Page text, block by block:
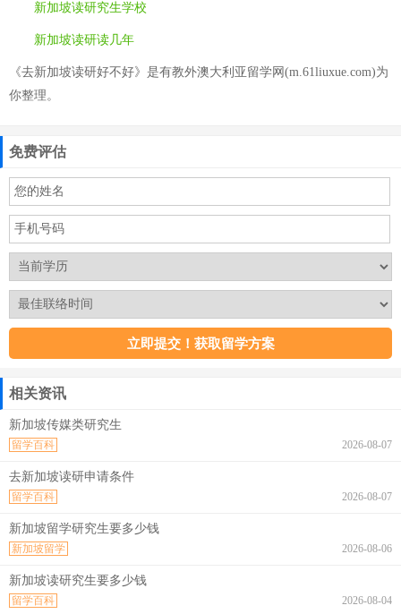
新加坡读研究生学校
新加坡读研读几年
《去新加坡读研好不好》是有教外澳大利亚留学网(m.61liuxue.com)为
你整理。
免费评估
相关资讯
新加坡传媒类研究生
2026-08-07
留学百科
去新加坡读研申请条件
2026-08-07
留学百科
新加坡留学研究生要多少钱
2026-08-06
新加坡留学
新加坡读研究生要多少钱
2026-08-04
留学百科